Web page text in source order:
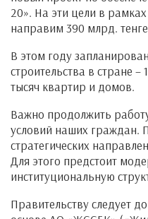
20». На эти цели в
направим 390 млрд.
В этом году
строительства в стране –
тысяч квартир и домов.
Важно продолжить
условий наших граждан.
стратегических
Для этого предстоит
институциональную
Правительству следует